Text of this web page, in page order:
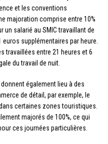
et les conventions
majoration comprise entre 10%
un salarié au SMIC travaillant de
supplémentaires par heure.
travaillées entre 21 heures et 6
du travail de nuit.
également lieu à des
de détail, par exemple, le
certaines zones touristiques.
majorés de 100%, ce qui
ces journées particulières.